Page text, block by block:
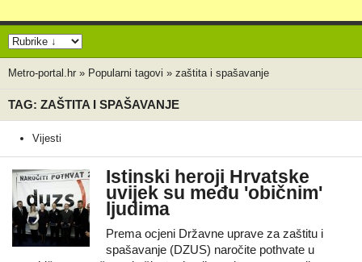
Metro-portal.hr » Popularni tagovi » zaštita i spašavanje
TAG: ZAŠTITA I SPAŠAVANJE
Vijesti
Istinski heroji Hrvatske
uvijek su među 'običnim'
ljudima
Prema ocjeni Državne uprave za zaštitu i
spašavanje (DZUS) naročite pothvate u